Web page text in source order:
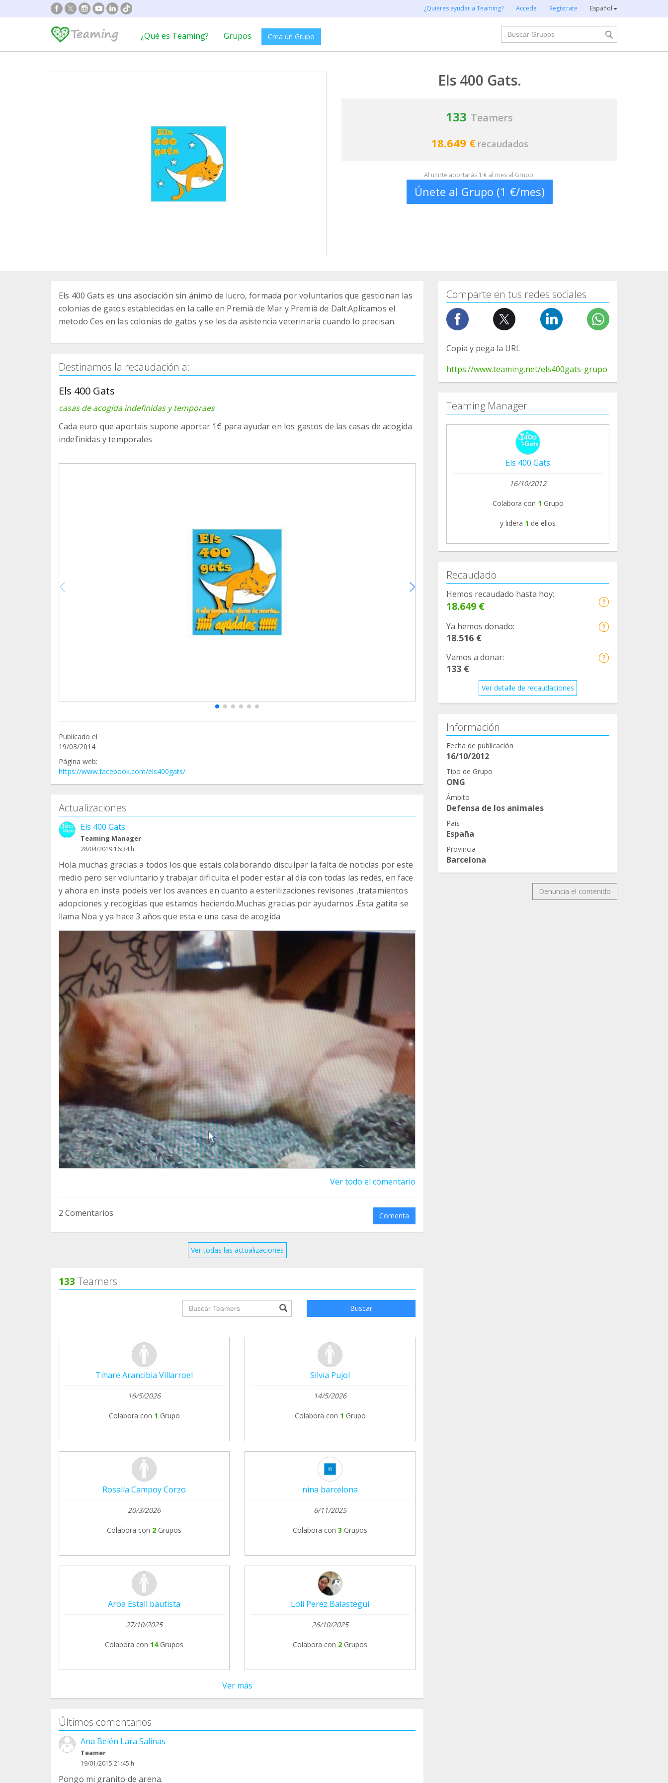
¿Quieres ayudar a Teaming? Accede Regístrate Español
¿Qué es Teaming? Grupos Crea un Grupo
Buscar
Els 400 Gats.
133 Teamers
18.649 € recaudados
Al unirte aportarás 1 € al mes al Grupo.
Únete al Grupo (1 €/mes)
Els 400 Gats es una asociación sin ánimo de lucro, formada por voluntarios que gestionan las
colonias de gatos establecidas en la calle en Premià de Mar y Premià de Dalt.Aplicamos el
metodo Ces en las colonias de gatos y se les da asistencia veterinaria cuando lo precisan.
Destinamos la recaudación a:
Els 400 Gats
casas de acogida indefinidas y temporaes
Cada euro que aportais supone aportar 1€ para ayudar en los gastos de las casas de acogida
indefinidas y temporales
Publicado el
19/03/2014
Página web:
https://www.facebook.com/els400gats/
Actualizaciones
Els 400 Gats
Teaming Manager
28/04/2019 16:34 h
Hola muchas gracias a todos los que estais colaborando disculpar la falta de noticias por este
medio pero ser voluntario y trabajar dificulta el poder estar al dia con todas las redes, en face
y ahora en insta podeis ver los avances en cuanto a esterilizaciones revisones ,tratamientos
adopciones y recogidas que estamos haciendo.Muchas gracias por ayudarnos .Esta gatita se
llama Noa y ya hace 3 años que esta e una casa de acogida
Ver todo el comentario
2 Comentarios Comenta
Ver todas las actualizaciones
133 Teamers
groupProfile.searchForm.search.text??? Buscar
Tihare Arancibia Villarroel
16/5/2026
Colabora con 1 Grupo
Silvia Pujol
14/5/2026
Colabora con 1 Grupo
Rosalía Campoy Corzo
20/3/2026
Colabora con 2 Grupos
nina barcelona
6/11/2025
Colabora con 3 Grupos
Aroa Estall bautista
27/10/2025
Colabora con 14 Grupos
Loli Perez Balastegui
26/10/2025
Colabora con 2 Grupos
Ver más
Últimos comentarios
Ana Belén Lara Salinas
Teamer
19/01/2015 21:45 h
Pongo mi granito de arena.
Comparte en tus redes sociales
Copia y pega la URL
https://www.teaming.net/els400gats-grupo
Teaming Manager
Els 400 Gats
16/10/2012
Colabora con 1 Grupo
y lidera 1 de ellos
Recaudado
Hemos recaudado hasta hoy:
18.649 €
Ya hemos donado:
18.516 €
Vamos a donar:
133 €
Ver detalle de recaudaciones
Información
Fecha de publicación
16/10/2012
Tipo de Grupo
ONG
Ámbito
Defensa de los animales
País
España
Provincia
Barcelona
Denuncia el contenido